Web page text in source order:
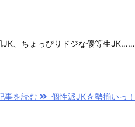
JK、ちょっぴりドジな優等生JK……
事を読む 個性派JK☆勢揃いっ！